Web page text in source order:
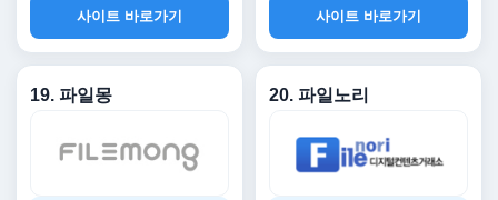
사이트 바로가기
사이트 바로가기
19. 파일몽 20. 파일노리